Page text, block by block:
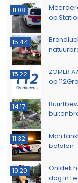
11:08
op
15:44
15:22
ZOMER
op
14:17
11:32
Man
betalen
10:20
Ontdek
dag in